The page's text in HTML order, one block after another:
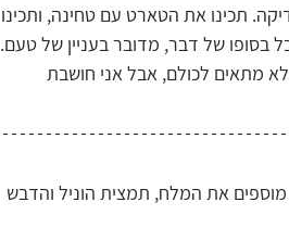
תכינו את הטארט עם טחינה, ותכינו
בסופו של דבר, מדובר בעניין של טעם.
מתאים לכולם, אבל אני חושבת
את המלח, תמצית הוניל והדבש